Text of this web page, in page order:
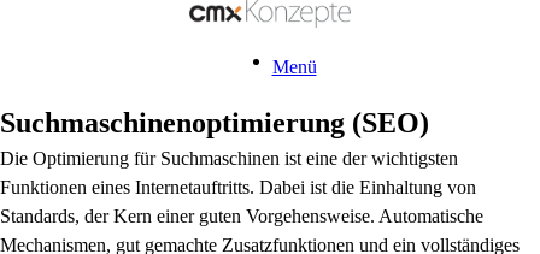
Menü
Suchmaschinenoptimierung (SEO)
Die Optimierung für Suchmaschinen ist eine der wichtigsten
Funktionen eines Internetauftritts. Dabei ist die Einhaltung von
Standards, der Kern einer guten Vorgehensweise. Automatische
Mechanismen, gut gemachte Zusatzfunktionen und ein vollständiges